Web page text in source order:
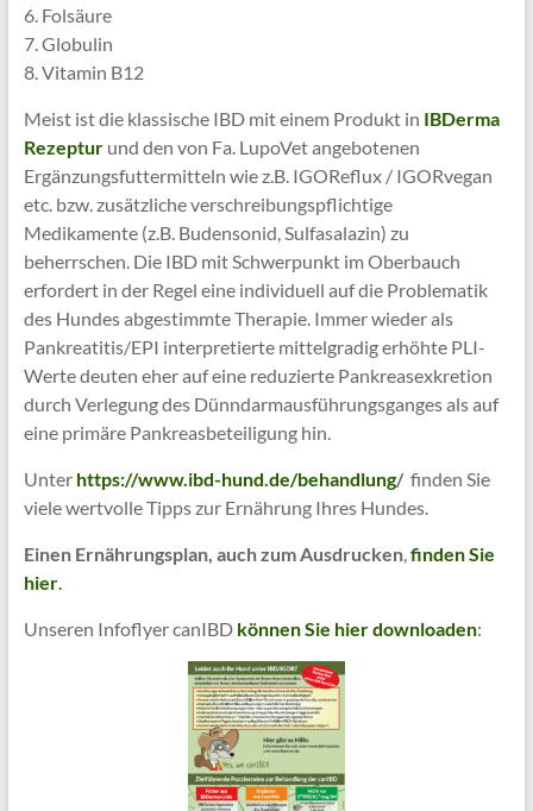
6. Folsäure
7. Globulin
8. Vitamin B12
Meist ist die klassische IBD mit einem Produkt in IBDerma
Rezepturund den von Fa. LupoVet angebotenen
Ergänzungsfuttermitteln wie z.B. IGOReflux / IGORvegan
etc. bzw. zusätzliche verschreibungspflichtige
Medikamente (z.B. Budensonid, Sulfasalazin) zu
beherrschen. Die IBD mit Schwerpunkt im Oberbauch
erfordert in der Regel eine individuell auf die Problematik
des Hundes abgestimmte Therapie. Immer wieder als
Pankreatitis/EPI interpretierte mittelgradig erhöhte PLI-
Werte deuten eher auf eine reduzierte Pankreasexkretion
durch Verlegung des Dünndarmausführungsganges als auf
eine primäre Pankreasbeteiligung hin.
Unter https://www.ibd-hund.de/behandlung/finden Sie
viele wertvolle Tipps zur Ernährung Ihres Hundes.
Einen Ernährungsplan, auch zum Ausdrucken,finden Sie
hier.
Unseren Infoflyer canIBD können Sie hier downloaden: